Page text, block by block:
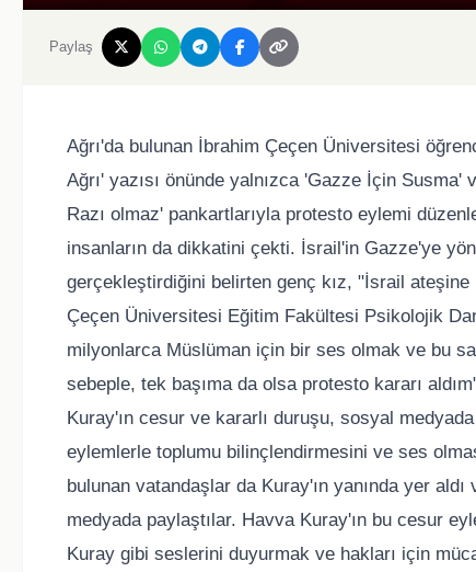
Paylaş
Ağrı'da bulunan İbrahim Çeçen Üniversitesi
Ağrı' yazısı önünde yalnızca 'Gazze İçin
Razı olmaz' pankartlarıyla protesto eylemi
insanların da dikkatini çekti. İsrail'in Gazze'ye
gerçekleştirdiğini belirten genç kız, "İsrail
Çeçen Üniversitesi Eğitim Fakültesi Psikolojik
milyonlarca Müslüman için bir ses olmak ve bu
sebeple, tek başıma da olsa protesto kararı
Kuray'ın cesur ve kararlı duruşu, sosyal
eylemlerle toplumu bilinçlendirmesini ve ses
bulunan vatandaşlar da Kuray'ın yanında yer
medyada paylaştılar. Havva Kuray'ın bu cesur
Kuray gibi seslerini duyurmak ve hakları için